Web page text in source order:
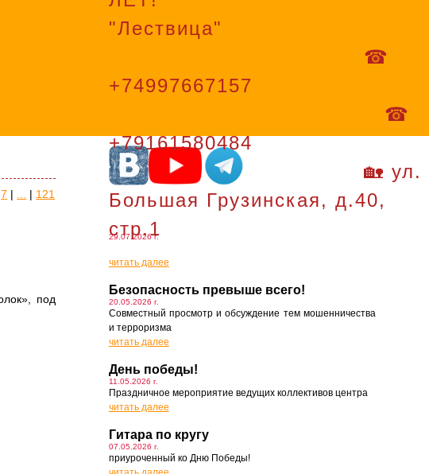
"Лествица"
☎
+74997667157
☎
+79161580484
🏡 ул.
Большая Грузинская, д.40,
стр.1
7 | | 121
под
29.07.2026 г.
читать далее
Безопасность превыше всего!
20.05.2026 г.
Совместный просмотр и обсуждение тем мошенничества
и терроризма
читать далее
День победы!
11.05.2026 г.
Праздничное мероприятие ведущих коллективов центра
читать далее
Гитара по кругу
07.05.2026 г.
приуроченный ко Дню Победы!